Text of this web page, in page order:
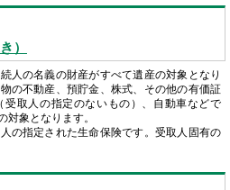
）
人の名義の財産がすべて遺産の対象となり
の不動産、預貯金、株式、その他の有価証
取人の指定のないもの）、自動車などで
対象となります。
の指定された生命保険です。受取人固有の